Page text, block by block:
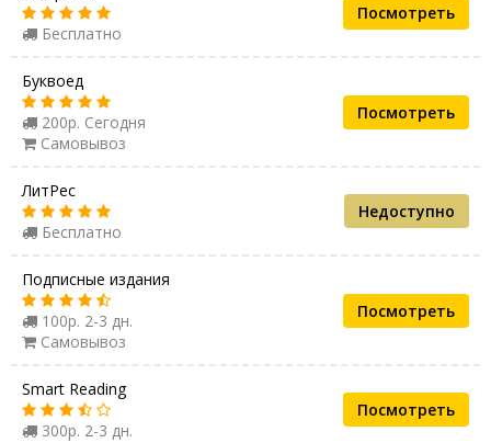
Бесплатно
Посмотреть
Буквоед
200р. Сегодня
Самовывоз
Посмотреть
ЛитРес
Бесплатно
Недоступно
Подписные издания
100р. 2-3 дн.
Самовывоз
Посмотреть
Smart Reading
300р. 2-3 дн.
Посмотреть